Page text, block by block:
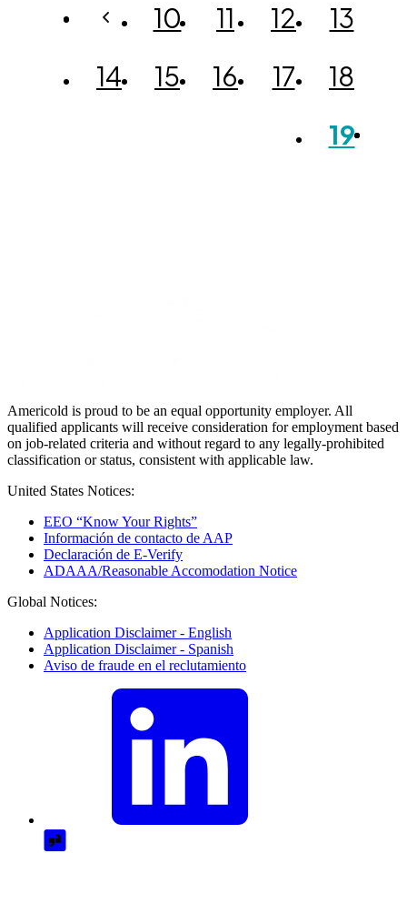
10 11 12
13
14
15 16 17
18
19
Americold is proud to be an equal opportunity employer. All
qualified applicants will receive consideration for employment based
on job-related criteria and without regard to any legally-prohibited
classification or status, consistent with applicable law.
United States Notices:
EEO “Know Your Rights”
Información de contacto de AAP
Declaración de E-Verify
ADAAA/Reasonable Accomodation Notice
Global Notices:
Application Disclaimer - English
Application Disclaimer - Spanish
Aviso de fraude en el reclutamiento